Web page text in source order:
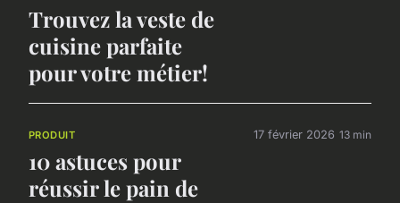
Trouvez la veste de
cuisine parfaite
pour votre métier!
PRODUIT
10 astuces pour
réussir le pain de
17 février 2026 13 min